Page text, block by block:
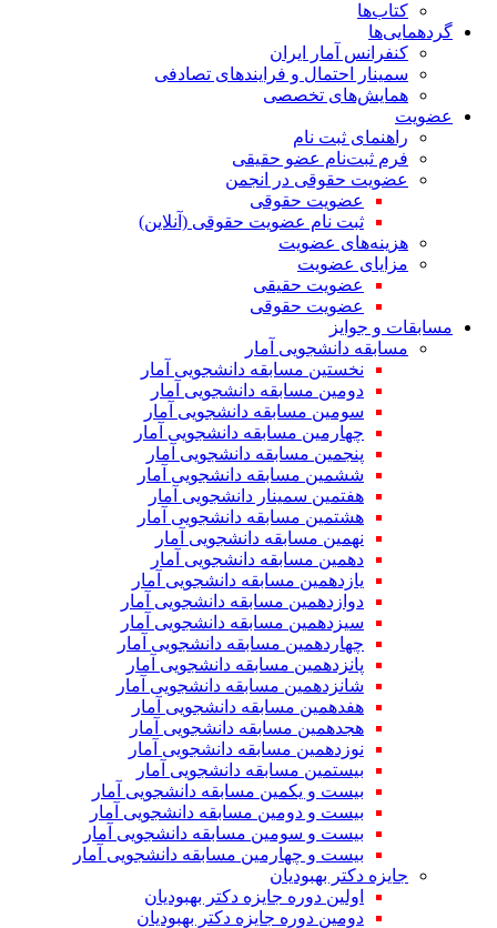
کتاب‌ها
گردهمایی‌ها
کنفرانس آمار ایران
سمینار احتمال و فرایندهای تصادفی
همایش‌های تخصصی
عضویت
راهنمای ثبت نام
فرم ثبت‌نام عضو حقیقی
عضویت حقوقی در انجمن
عضویت حقوقی
ثبت نام عضویت حقوقی (آنلاین)
هزینه‌های عضویت
مزایای عضویت
عضویت حقیقی
عضویت حقوقی
مسابقات و جوایز
مسابقه دانشجویی آمار
نخستین مسابقه دانشجویی آمار
دومین مسابقه دانشجویی آمار
سومین مسابقه دانشجویی آمار
چهارمین مسابقه دانشجویی آمار
پنجمین مسابقه دانشجویی آمار
ششمین مسابقه دانشجویی آمار
هفتمین سمینار دانشجویی آمار
هشتمین مسابقه دانشجویی آمار
نهمین مسابقه دانشجویی آمار
دهمین مسابقه دانشجویی آمار
یازدهمین مسابقه دانشجویی آمار
دوازدهمین مسابقه دانشجویی آمار
سیزدهمین مسابقه دانشجویی آمار
چهاردهمین مسابقه دانشجویی آمار
پانزدهمین مسابقه دانشجویی آمار
شانزدهمین مسابقه دانشجویی آمار
هفدهمین مسابقه دانشجویی آمار
هجدهمین مسابقه دانشجویی آمار
نوزدهمین مسابقه دانشجویی آمار
بیستمین مسابقه دانشجویی آمار
بیست و یکمین مسابقه دانشجویی آمار
بیست و دومین مسابقه دانشجویی آمار
بیست و سومین مسابقه دانشجویی آمار
بیست و چهارمین مسابقه دانشجویی آمار
جایزه دکتر بهبودیان
اولین دوره جایزه دکتر بهبودیان
دومین دوره جایزه دکتر بهبودیان